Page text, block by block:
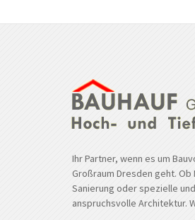
Ihr Partner, wenn es um
Großraum Dresden geht. Ob
Sanierung oder spezielle und
anspruchsvolle Architektur.